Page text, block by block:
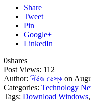
Share
Tweet
Pin
Google+
LinkedIn
0shares
Post Views: 112
Author: নিউজ ডেস্ক on
Categories: Technology
Tags: Download Windows,